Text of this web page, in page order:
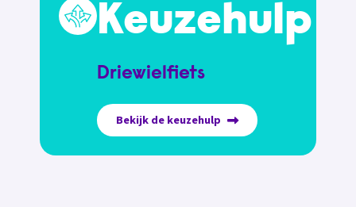
Keuzehulp
Driewielfiets
Bekijk de keuzehulp